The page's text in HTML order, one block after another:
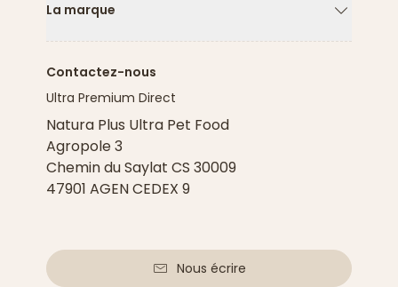
La marque
Contactez-nous
Ultra Premium Direct
Natura Plus Ultra Pet Food
Agropole 3
Chemin du Saylat CS 30009
47901 AGEN CEDEX 9
Nous écrire